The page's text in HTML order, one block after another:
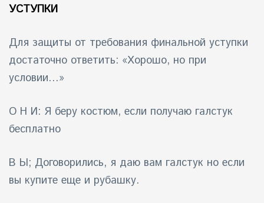
УСТУПКИ
Для защиты от требования финальной уступки
достаточно ответить: «Хорошо, но при
условии…»
О H И: Я беру костюм, если получаю галстук
бесплатно
В Ы; Договорились, я даю вам галстук но если
вы купите еще и рубашку.